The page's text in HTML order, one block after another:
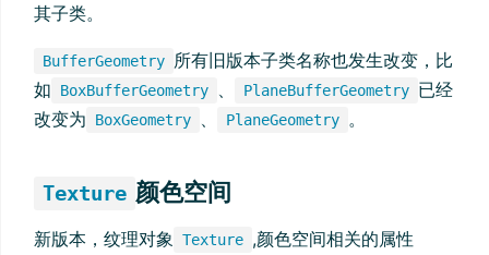
其子类。
BufferGeometry
所有旧版本子类名称也发生改变，比
如
BoxBufferGeometry PlaneBufferGeometry 已经
改变为
BoxGeometry PlaneGeometry 。
Texture 颜色空间
新版本，纹理对象 Texture ,颜色空间相关的属性